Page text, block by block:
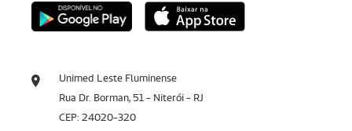
Unimed Leste Fluminense
Rua Dr. Borman, 51 - Niterói - RJ
CEP: 24020-320